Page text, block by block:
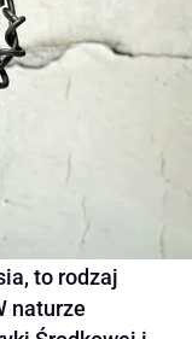
to rodzaj
naturze